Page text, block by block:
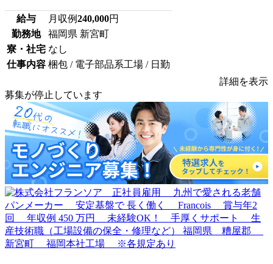
給与 月収例240,000円
勤務地
福岡県 新宮町
寮・社宅 なし
仕事内容 梱包 / 電子部品系工場 / 日勤
詳細を表示
募集が停止しています